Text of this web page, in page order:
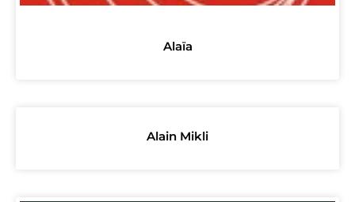
Alaïa
Alain Mikli